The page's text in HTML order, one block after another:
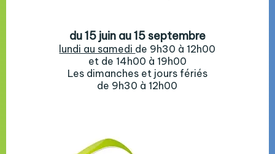
du 15 juin au 15 septembre
lundi au samedi de 9h30 à 12h00
et de 14h00 à 19h00
Les dimanches et jours fériés
de 9h30 à 12h00